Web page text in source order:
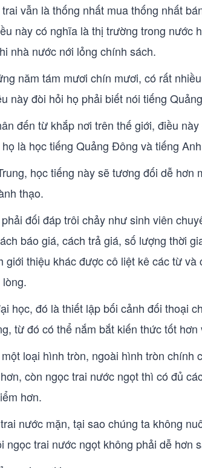
vẫn là thống nhất mua thống nhất
này có nghĩa là thị trường trong nước
nhà nước nới lỏng chính sách.
năm tám mươi chín mươi, có rất
này đòi hỏi họ phải biết nói tiếng
đến từ khắp nơi trên thế giới, điều
là học tiếng Quảng Đông và tiếng
học tiếng này sẽ tương đối dễ hơn
thạo.
đối đáp trôi chảy như sinh viên
báo giá, cách trả giá, số lượng thời
thiệu khác được cô liệt kê các từ và
học, đó là thiết lập bối cảnh đối thoại
từ đó có thể nắm bắt kiến thức tốt hơn
loại hình tròn, ngoài hình tròn chính
còn ngọc trai nước ngọt thì có đủ
hơn.
nước mặn, tại sao chúng ta không
trai nước ngọt không phải dễ hơn